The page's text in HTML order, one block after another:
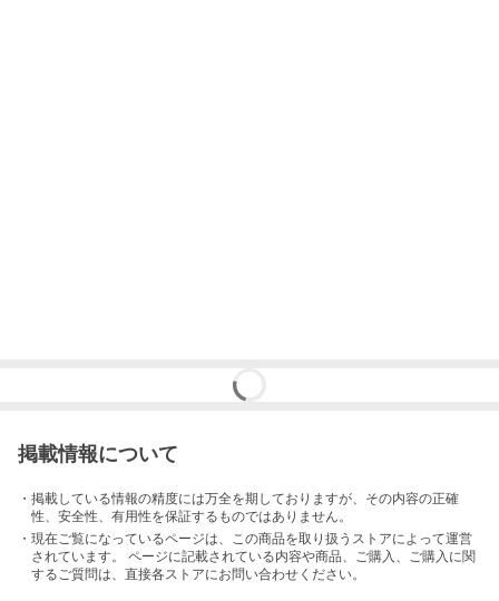
掲載情報について
・掲載している情報の精度には万全を期しておりますが、その内容の正確
性、安全性、有用性を保証するものではありません。
・現在ご覧になっているページは、この商品を取り扱うストアによって運営
されています。 ページに記載されている内容や商品、ご購入 、ご購入に関
するご質問は、直接各ストアにお問い合わせください。